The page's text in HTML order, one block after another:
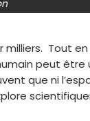
ces sujets
milliers. Tout
peut être
que ni